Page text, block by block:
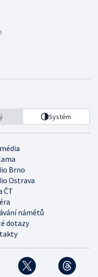
Systém
Brno
Ostrava
ČT
námětů
dotazy